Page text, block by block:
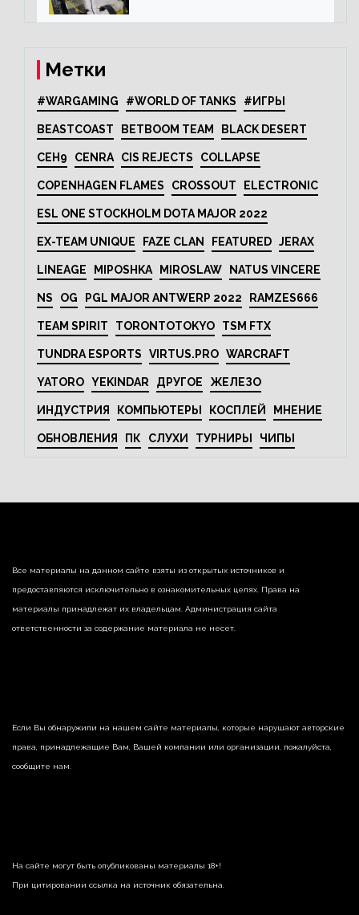
Метки
#WARGAMING #WORLD OF TANKS #ИГРЫ
BEASTCOAST BETBOOM TEAM BLACK DESERT
CEH9 CENRA CIS REJECTS COLLAPSE
COPENHAGEN FLAMES CROSSOUT ELECTRONIC
ESL ONE STOCKHOLM DOTA MAJOR 2022
EX-TEAM UNIQUE FAZE CLAN FEATURED JERAX
LINEAGE MIPOSHKA MIROSLAW NATUS VINCERE
NS OG PGL MAJOR ANTWERP 2022 RAMZES666
TEAM SPIRIT TORONTOTOKYO TSM FTX
TUNDRA ESPORTS VIRTUS.PRO WARCRAFT
YATORO YEKINDAR ДРУГОЕ ЖЕЛЕЗО
ИНДУСТРИЯ КОМПЬЮТЕРЫ КОСПЛЕЙ МНЕНИЕ
ОБНОВЛЕНИЯ ПК СЛУХИ ТУРНИРЫ ЧИПЫ
Все материалы на данном сайте взяты из открытых источников и
предоставляются исключительно в ознакомительных целях. Права на
материалы принадлежат их владельцам. Администрация сайта
ответственности за содержание материала не несет.
Если Вы обнаружили на нашем сайте материалы, которые нарушают авторские
права, принадлежащие Вам, Вашей компании или организации, пожалуйста,
сообщите нам.
На сайте могут быть опубликованы материалы 18+!
При цитировании ссылка на источник обязательна.